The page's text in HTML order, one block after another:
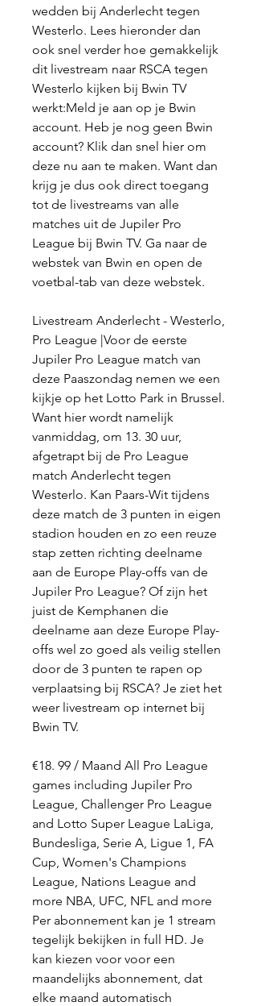
wedden bij Anderlecht tegen
Westerlo. Lees hieronder dan
ook snel verder hoe gemakkelijk
dit livestream naar RSCA tegen
Westerlo kijken bij Bwin TV
werkt:Meld je aan op je Bwin
account. Heb je nog geen Bwin
account? Klik dan snel hier om
deze nu aan te maken. Want dan
krijg je dus ook direct toegang
tot de livestreams van alle
matches uit de Jupiler Pro
League bij Bwin TV. Ga naar de
webstek van Bwin en open de
voetbal-tab van deze webstek.
Livestream Anderlecht - Westerlo,
Pro League |Voor de eerste
Jupiler Pro League match van
deze Paaszondag nemen we een
kijkje op het Lotto Park in Brussel.
Want hier wordt namelijk
vanmiddag, om 13. 30 uur,
afgetrapt bij de Pro League
match Anderlecht tegen
Westerlo. Kan Paars-Wit tijdens
deze match de 3 punten in eigen
stadion houden en zo een reuze
stap zetten richting deelname
aan de Europe Play-offs van de
Jupiler Pro League? Of zijn het
juist de Kemphanen die
deelname aan deze Europe Play-
offs wel zo goed als veilig stellen
door de 3 punten te rapen op
verplaatsing bij RSCA? Je ziet het
weer livestream op internet bij
Bwin TV.
€18. 99 / Maand All Pro League
games including Jupiler Pro
League, Challenger Pro League
and Lotto Super League LaLiga,
Bundesliga, Serie A, Ligue 1, FA
Cup, Women's Champions
League, Nations League and
more NBA, UFC, NFL and more
Per abonnement kan je 1 stream
tegelijk bekijken in full HD. Je
kan kiezen voor voor een
maandelijks abonnement, dat
elke maand automatisch